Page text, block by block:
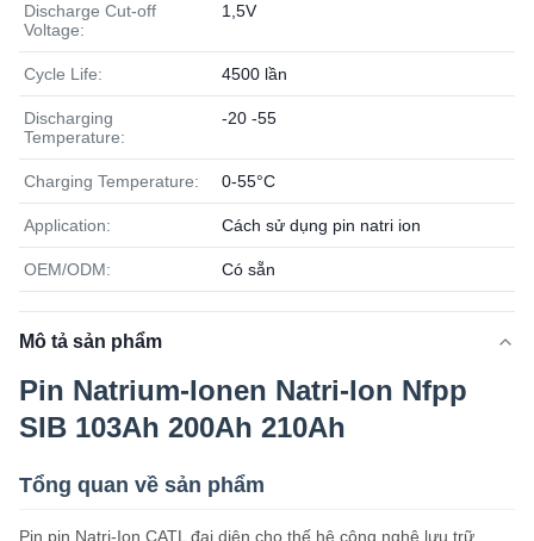
Discharge Cut-off
Voltage:
1,5V
Cycle Life: 4500 lần
Discharging
Temperature:
-20 -55
Charging Temperature: 0-55°C
Application: Cách sử dụng pin natri ion
OEM/ODM: Có sẵn
Mô tả sản phẩm
Pin Natrium-Ionen Natri-Ion Nfpp
SIB 103Ah 200Ah 210Ah
Tổng quan về sản phẩm
Pin pin Natri-Ion CATL đại diện cho thế hệ công nghệ lưu trữ